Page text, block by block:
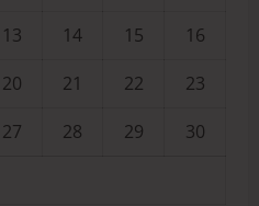
13 14 15
16
20 21 22
23
27 28 29
30